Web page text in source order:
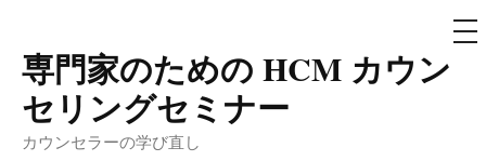
コ
ン
テ
ン
専門家のための HCM カウン
セリングセミナー
カウンセラーの学び直し
メ
ニ